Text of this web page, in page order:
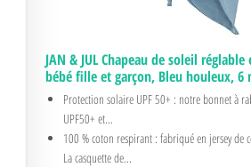
JAN & JUL Chapeau de soleil
bébé fille et garçon, Bleu houleux, 6
Protection solaire UPF 50+ : notre bonnet à
UPF50+ et...
100 % coton respirant : fabriqué en jersey de
La casquette de...